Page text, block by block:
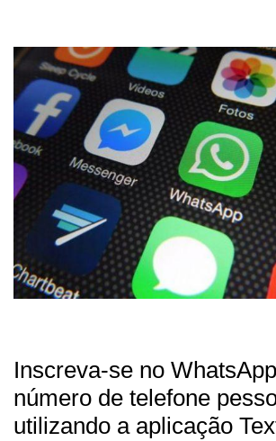
Inscreva-se no
número de telefone
utilizando a aplicação